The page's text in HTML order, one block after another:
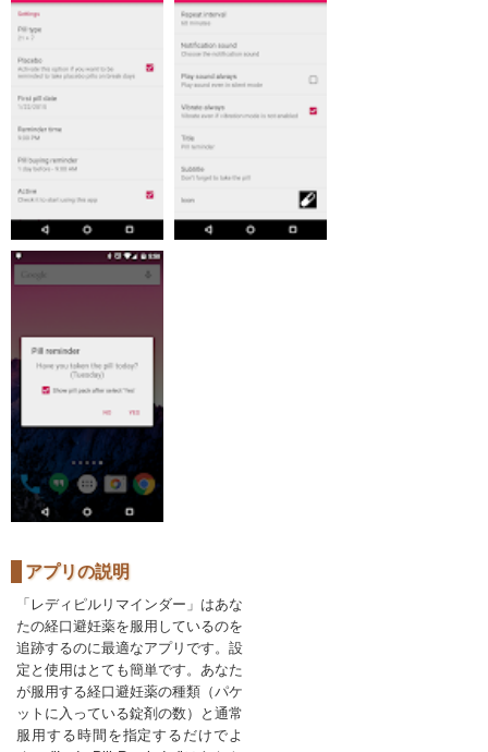
アプリの説明
「レディピルリマインダー」はあな
たの経口避妊薬を服用しているのを
追跡するのに最適なアプリです。設
定と使用はとても簡単です。あなた
が服用する経口避妊薬の種類（パケ
ットに入っている錠剤の数）と通常
服用する時間を指定するだけでよ